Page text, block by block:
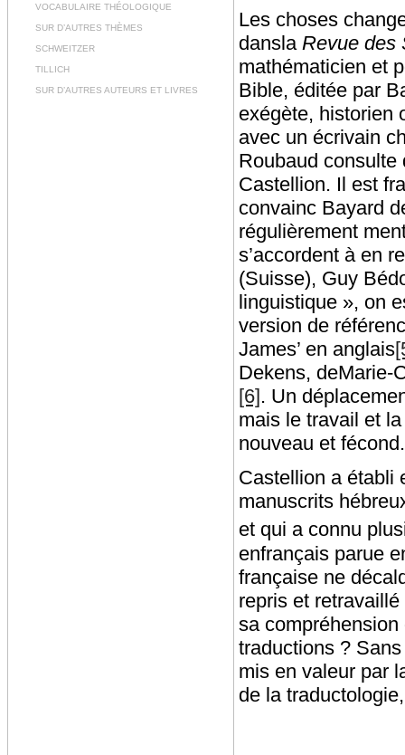
VOCABULAIRE THÉOLOGIQUE
SUR D’AUTRES THÈMES
SCHWEITZER
TILLICH
SUR D’AUTRES AUTEURS ET LIVRES
Les choses
dansla Revue des
mathématicien et
Bible, éditée par
exégète, historien
avec un écrivain
Roubaud consulte
Castellion. Il est
convainc Bayard
régulièrement
s’accordent à en
(Suisse), Guy
linguistique », on
version de
James’ en anglais
Dekens, deMarie-
[6]. Un
mais le travail et
nouveau et fécond.
Castellion a établi
manuscrits
et qui a connu
enfrançais parue
française ne
repris et
sa compréhension
traductions ?
mis en valeur par
de la